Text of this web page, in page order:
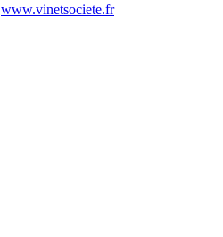
www.vinetsociete.fr